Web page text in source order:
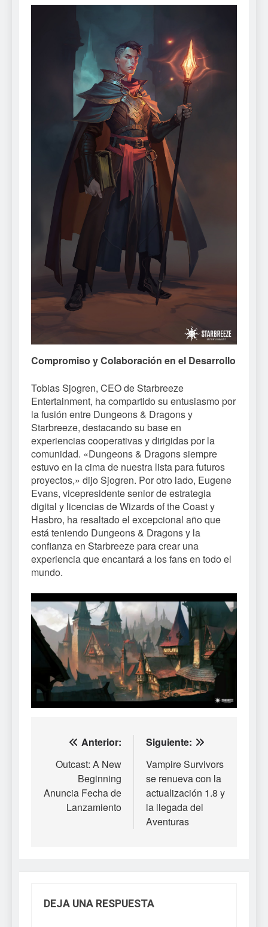
Compromiso y Colaboración en el Desarrollo
Tobias Sjogren, CEO de Starbreeze
Entertainment, ha compartido su entusiasmo por
la fusión entre Dungeons & Dragons y
Starbreeze, destacando su base en
experiencias cooperativas y dirigidas por la
comunidad. «Dungeons & Dragons siempre
estuvo en la cima de nuestra lista para futuros
proyectos,» dijo Sjogren. Por otro lado, Eugene
Evans, vicepresidente senior de estrategia
digital y licencias de Wizards of the Coast y
Hasbro, ha resaltado el excepcional año que
está teniendo Dungeons & Dragons y la
confianza en Starbreeze para crear una
experiencia que encantará a los fans en todo el
mundo.
Navegación
de
entradas
Anterior:
Outcast: A New
Beginning
Anuncia Fecha de
Lanzamiento
Siguiente:
Vampire Survivors
se renueva con la
actualización 1.8 y
la llegada del
Aventuras
DEJA UNA RESPUESTA